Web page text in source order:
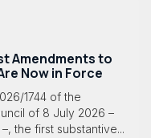
Amendments to
Now in Force
1744 of the
of 8 July 2026 –
the first substantive...